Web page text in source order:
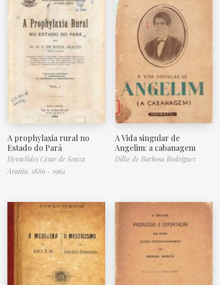
A prophylaxia rural no
Estado do Pará
Heraclides Cesar de Souza
Araújo, 1886 - 1962
A Vida singular de
Angelim: a cabanagem
Dilke de Barbosa Rodrigues